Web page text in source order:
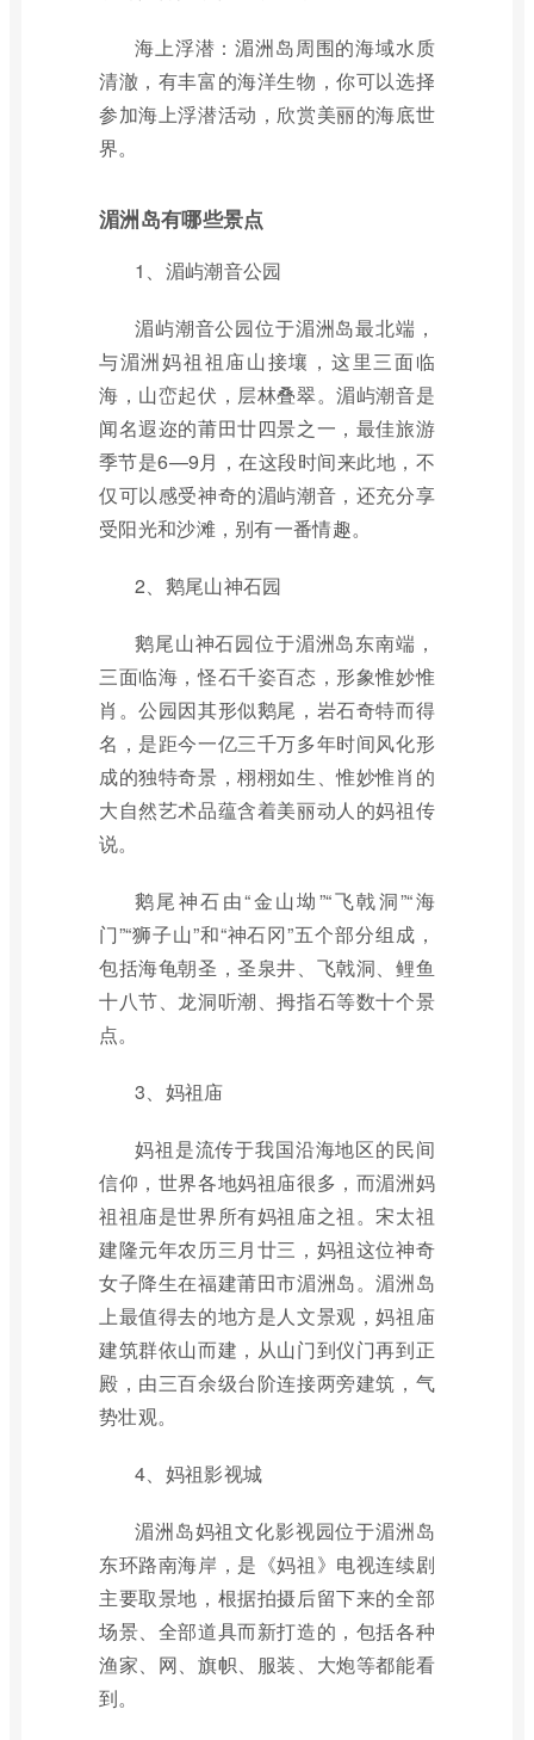
海上浮潜：湄洲岛周围的海域水质
清澈，有丰富的海洋生物，你可以选择
参加海上浮潜活动，欣赏美丽的海底世
界。
湄洲岛有哪些景点
1、湄屿潮音公园
湄屿潮音公园位于湄洲岛最北端，
与湄洲妈祖祖庙山接壤，这里三面临
海，山峦起伏，层林叠翠。湄屿潮音是
闻名遐迩的莆田廿四景之一，最佳旅游
季节是6—9月，在这段时间来此地，不
仅可以感受神奇的湄屿潮音，还充分享
受阳光和沙滩，别有一番情趣。
2、鹅尾山神石园
鹅尾山神石园位于湄洲岛东南端，
三面临海，怪石千姿百态，形象惟妙惟
肖。公园因其形似鹅尾，岩石奇特而得
名，是距今一亿三千万多年时间风化形
成的独特奇景，栩栩如生、惟妙惟肖的
大自然艺术品蕴含着美丽动人的妈祖传
说。
鹅尾神石由“金山坳”“飞戟洞”“海
门”“狮子山”和“神石冈”五个部分组成，
包括海龟朝圣，圣泉井、飞戟洞、鲤鱼
十八节、龙洞听潮、拇指石等数十个景
点。
3、妈祖庙
妈祖是流传于我国沿海地区的民间
信仰，世界各地妈祖庙很多，而湄洲妈
祖祖庙是世界所有妈祖庙之祖。宋太祖
建隆元年农历三月廿三，妈祖这位神奇
女子降生在福建莆田市湄洲岛。湄洲岛
上最值得去的地方是人文景观，妈祖庙
建筑群依山而建，从山门到仪门再到正
殿，由三百余级台阶连接两旁建筑，气
势壮观。
4、妈祖影视城
湄洲岛妈祖文化影视园位于湄洲岛
东环路南海岸，是《妈祖》电视连续剧
主要取景地，根据拍摄后留下来的全部
场景、全部道具而新打造的，包括各种
渔家、网、旗帜、服装、大炮等都能看
到。